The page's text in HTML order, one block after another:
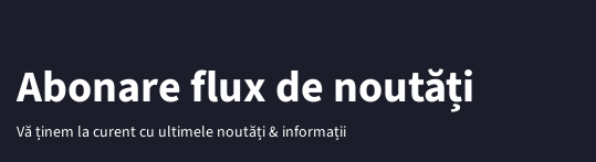
Abonare flux de noutăți
Vă ținem la curent cu ultimele noutăți & informații